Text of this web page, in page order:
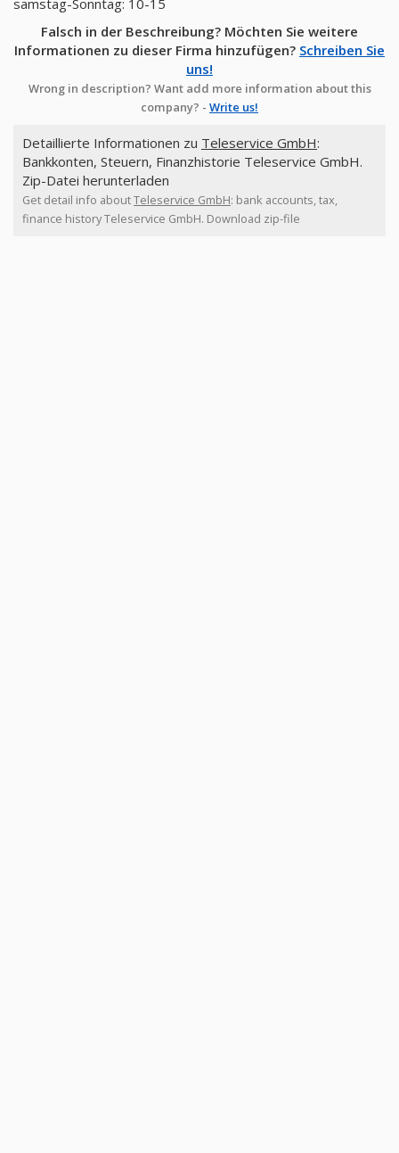
samstag-Sonntag: 10-15
Falsch in der Beschreibung? Möchten Sie weitere
Informationen zu dieser Firma hinzufügen? Schreiben Sie
uns!
Wrong in description? Want add more information about this
company? - Write us!
Detaillierte Informationen zu Teleservice GmbH:
Bankkonten, Steuern, Finanzhistorie Teleservice GmbH.
Zip-Datei herunterladen
Get detail info aboutTeleservice GmbH: bank accounts, tax,
finance history Teleservice GmbH. Download zip-file